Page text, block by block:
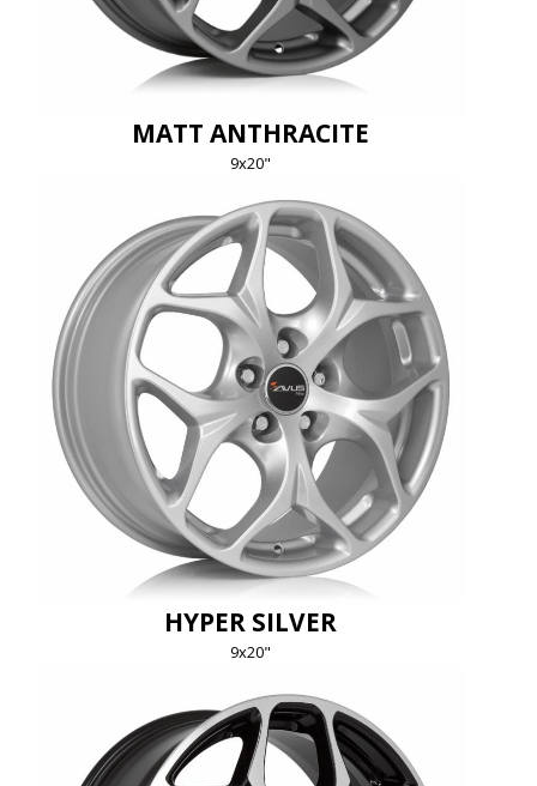
MATT ANTHRACITE
9x20"
HYPER SILVER
9x20"